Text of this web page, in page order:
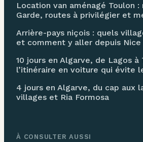
Location van aménagé Toulon
Garde, routes à privilégier et
Arrière-pays niçois : quels
et comment y aller depuis Nice
10 jours en Algarve, de Lagos à
l’itinéraire en voiture qui évite
4 jours en Algarve, du cap aux
villages et Ria Formosa
À CONSULTER AUSSI